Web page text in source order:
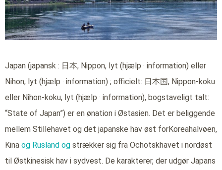
Japan (japansk : 日本, Nippon, lyt (hjælp · information) eller
Nihon, lyt (hjælp · information) ; officielt: 日本国, Nippon-koku
eller Nihon-koku, lyt (hjælp · information), bogstaveligt talt:
“State of Japan”) er en ønation i Østasien. Det er beliggende
mellem Stillehavet og det japanske hav øst forKoreahalvøen,
Kina og Rusland og strækker sig fra Ochotskhavet i nordøst
til Østkinesisk hav i sydvest. De karakterer, der udgør Japans